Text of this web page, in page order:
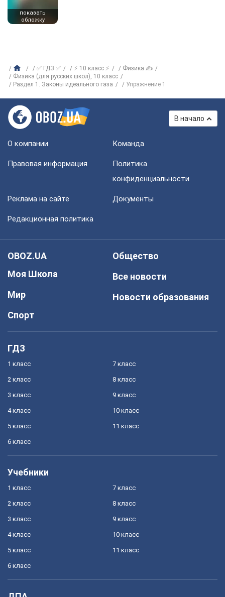
показать
обложку
✅ ГДЗ ✅ ⚡ 10 класс ⚡
Физика ✍
Физика (для русских школ), 10 класс
Раздел 1. Законы идеального газа
Упражнение 1
В начало
О компании Команда
Правовая информация
Политика
конфиденциальности
Реклама на сайте Документы
Редакционная политика
OBOZ.UA
Моя Школа
Мир
Спорт
Общество
Все новости
Новости образования
ГДЗ
1 класс
2 класс
3 класс
4 класс
5 класс
6 класс
7 класс
8 класс
9 класс
10 класс
11 класс
Учебники
1 класс
2 класс
3 класс
4 класс
5 класс
6 класс
7 класс
8 класс
9 класс
10 класс
11 класс